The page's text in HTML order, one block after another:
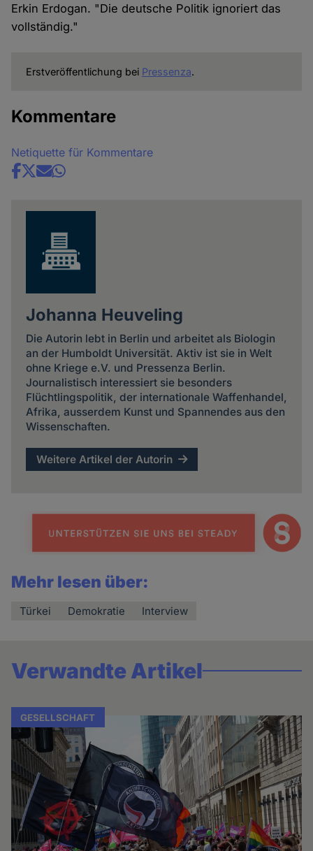
Erkin Erdogan. "Die deutsche Politik ignoriert das
vollständig."
Erstveröffentlichung bei Pressenza.
Kommentare
Netiquette für Kommentare
Share
Johanna Heuveling
Die Autorin lebt in Berlin und arbeitet als Biologin
an der Humboldt Universität. Aktiv ist sie in Welt
ohne Kriege e.V. und Pressenza Berlin.
Journalistisch interessiert sie besonders
Flüchtlingspolitik, der internationale Waffenhandel,
Afrika, ausserdem Kunst und Spannendes aus den
Wissenschaften.
Weitere Artikel der Autorin
Mehr lesen über:
Türkei Demokratie Interview
Verwandte Artikel
GESELLSCHAFT